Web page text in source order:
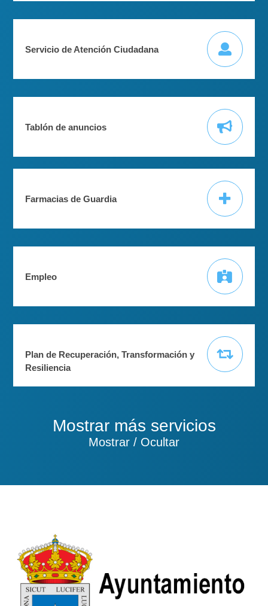
Servicio de Atención Ciudadana
Tablón de anuncios
Farmacias de Guardia
Empleo
Plan de Recuperación, Transformación y
Resiliencia
Mostrar más servicios
Mostrar / Ocultar